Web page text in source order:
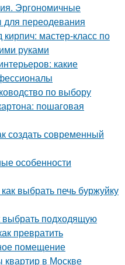
Эргономичные
переодевания
мастер-класс по
руками
какие
по выбору
пошаговая
создать современный
особенности
выбрать печь буржуйку
выбрать подходящую
превратить
помещение
квартир в Москве